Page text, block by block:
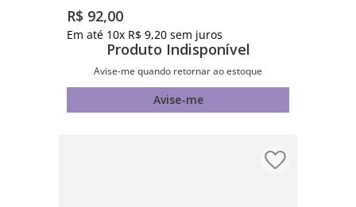
R$ 92,00
Em até 10x R$ 9,20 sem juros
Produto Indisponível
Avise-me quando retornar ao estoque
Avise-me